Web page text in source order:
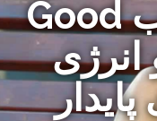
Good پی دی اف کتاب
انرژی